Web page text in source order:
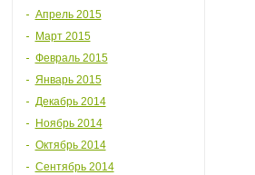
Апрель 2015
Март 2015
Февраль 2015
Январь 2015
Декабрь 2014
Ноябрь 2014
Октябрь 2014
Сентябрь 2014